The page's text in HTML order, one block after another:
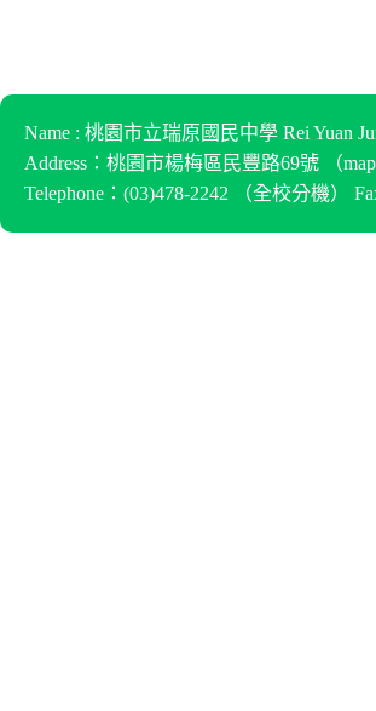
Name : 桃園市立瑞原國民中學 Rei Yuan
Address：桃園市楊梅區民豐路69號 （map
Telephone：(03)478-2242 （全校分機）